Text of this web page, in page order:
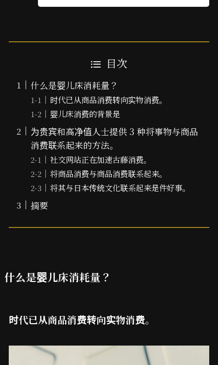
目次
什么是婴儿床消耗量？
时代已从商品消费转向实物消费。
婴儿床消费的背景是
为贵宾和高净值人士提供 3 种将事物与商品
消费联系起来的方法。
社交网站正在加速古藤消费。
将商品消费与商品消费联系起来。
将其与日本传统文化联系起来是件好事。
摘要
什么是婴儿床消耗量？
时代已从商品消费转向实物消费。